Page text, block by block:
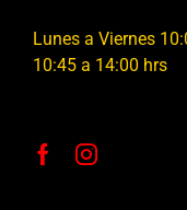
Lunes a Viernes
10:45 a 14:00 hrs